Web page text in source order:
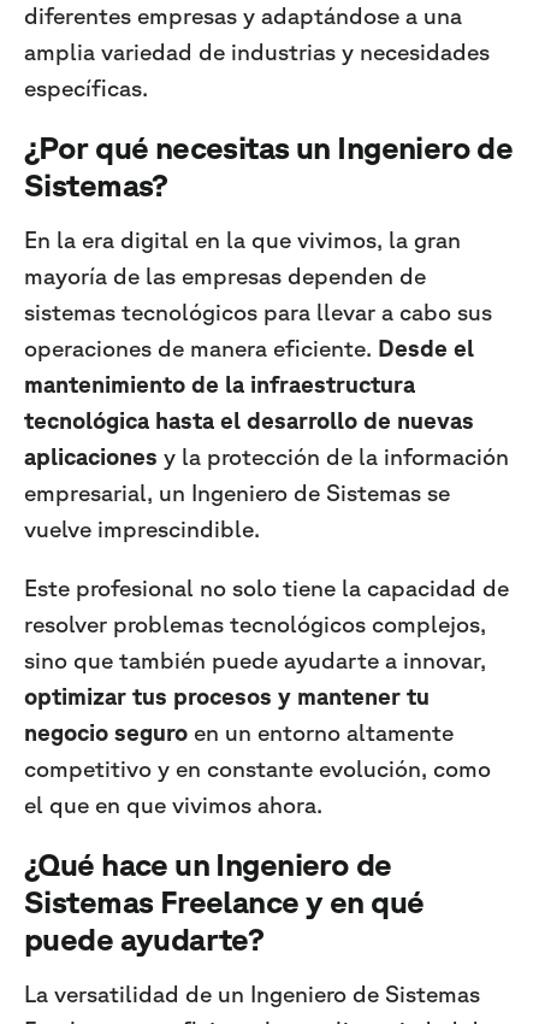
diferentes empresas y adaptándose a una
amplia variedad de industrias y necesidades
específicas.
¿Por qué necesitas un Ingeniero de
Sistemas?
En la era digital en la que vivimos, la gran
mayoría de las empresas dependen de
sistemas tecnológicos para llevar a cabo sus
operaciones de manera eficiente. Desde el
mantenimiento de la infraestructura
tecnológica hasta el desarrollo de nuevas
aplicaciones y la protección de la información
empresarial, un Ingeniero de Sistemas se
vuelve imprescindible.
Este profesional no solo tiene la capacidad de
resolver problemas tecnológicos complejos,
sino que también puede ayudarte a innovar,
optimizar tus procesos y mantener tu
negocio seguro en un entorno altamente
competitivo y en constante evolución, como
el que en que vivimos ahora.
¿Qué hace un Ingeniero de
Sistemas Freelance y en qué
puede ayudarte?
La versatilidad de un Ingeniero de Sistemas